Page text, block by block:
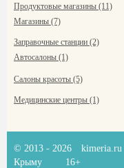
Продуктовые магазины (11)
Магазины (7)
Заправочные станции (2)
Автосалоны (1)
Салоны красоты (5)
Медицинские центры (1)
© 2013 - 2026 kimeria.ru
Крыму
16+